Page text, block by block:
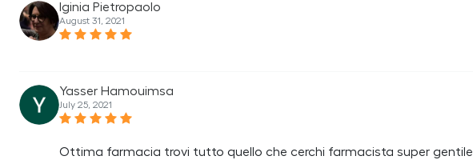
Iginia Pietropaolo
August 31, 2021
Yasser Hamouimsa
July 25, 2021
Ottima farmacia trovi tutto quello che cerchi farmacista super gentile